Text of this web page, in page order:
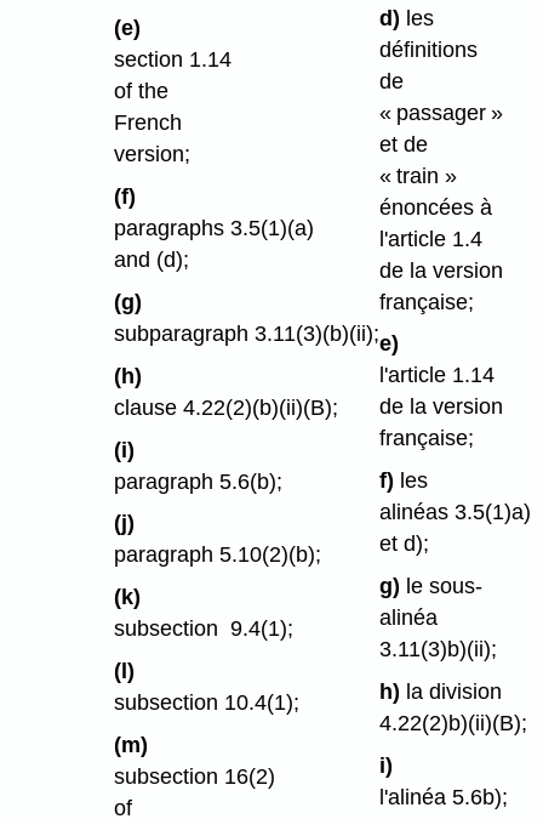
(e)
section 1.14
of the
French
version;
(f)
paragraphs 3.5(1)⁠(a)
and (d);
(g)
subparagraph 3.11(3)⁠(b)⁠(ii);
(h)
clause 4.22(2)⁠(b)⁠(ii)⁠(B);
(i)
paragraph 5.6(b);
(j)
paragraph 5.10(2)⁠(b);
(k)
subsection 9.4(1);
(l)
subsection 10.4(1);
(m)
subsection 16(2)
of
d) les
définitions
de
« passager »
et de
« train »
énoncées à
l'article 1.4
de la version
française;
e)
l'article 1.14
de la version
française;
f) les
alinéas 3.5(1)a)
et d);
g) le sous-
alinéa
3.11(3)b)⁠(ii);
h) la division
4.22(2)b)⁠(ii)⁠(B);
i)
l'alinéa 5.6b);